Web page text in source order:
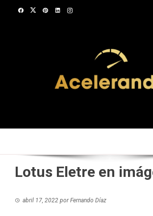
Lotus Eletre en
abril 17, 2022 porFernando Díaz